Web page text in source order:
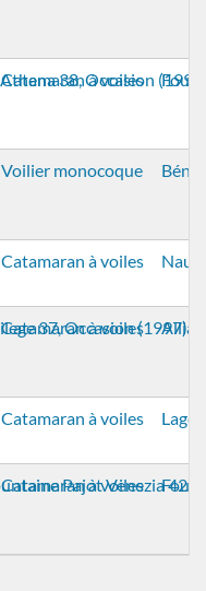
Catamaran à voiles
Voilier monocoque
Catamaran à voiles
Catamaran à voiles
Catamaran à voiles
Catamaran à voiles